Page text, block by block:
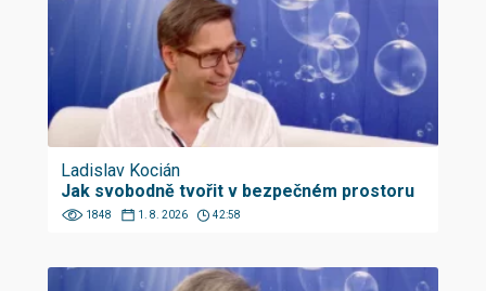
Ladislav Kocián
Jak svobodně tvořit v bezpečném prostoru
1848 1. 8. 2026 42:58